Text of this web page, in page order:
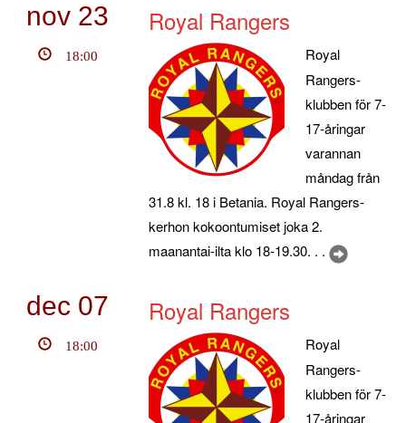
nov 23
18:00
Royal Rangers
Royal
Rangers-
klubben för 7-
17-åringar
varannan
måndag från
31.8 kl. 18 i Betania. Royal Rangers-
kerhon kokoontumiset joka 2.
maanantai-ilta klo 18-19.30. . .
dec 07
18:00
Royal Rangers
Royal
Rangers-
klubben för 7-
17-åringar